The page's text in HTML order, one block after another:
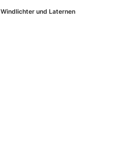
Windlichter und Laternen